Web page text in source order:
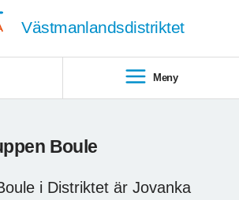
Västmanlandsdistriktet
Meny
Boule
i Distriktet är Jovanka